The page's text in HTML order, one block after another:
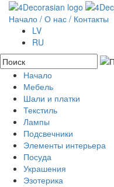
Начало / О нас / Контакты
LV
RU
Начало
Акционные товары
Новые товары
По заказу
Мебель
Шкафы
Полки
Буфеты
Комоды
Столы
Стулья
Скамьи и качалки
Консоли
Шали и платки
Текстиль
Наволочки
Одежда
Сумки
Покрывала
Коврики
Настенный декор
Лампы
Подсвечники
Камень
Металл
Дерево
Стекло
Элементы интерьера
Резьба по дереву
Колонны
Капители
Посуда
Украшения
Rokassprādzes
Эзотерика